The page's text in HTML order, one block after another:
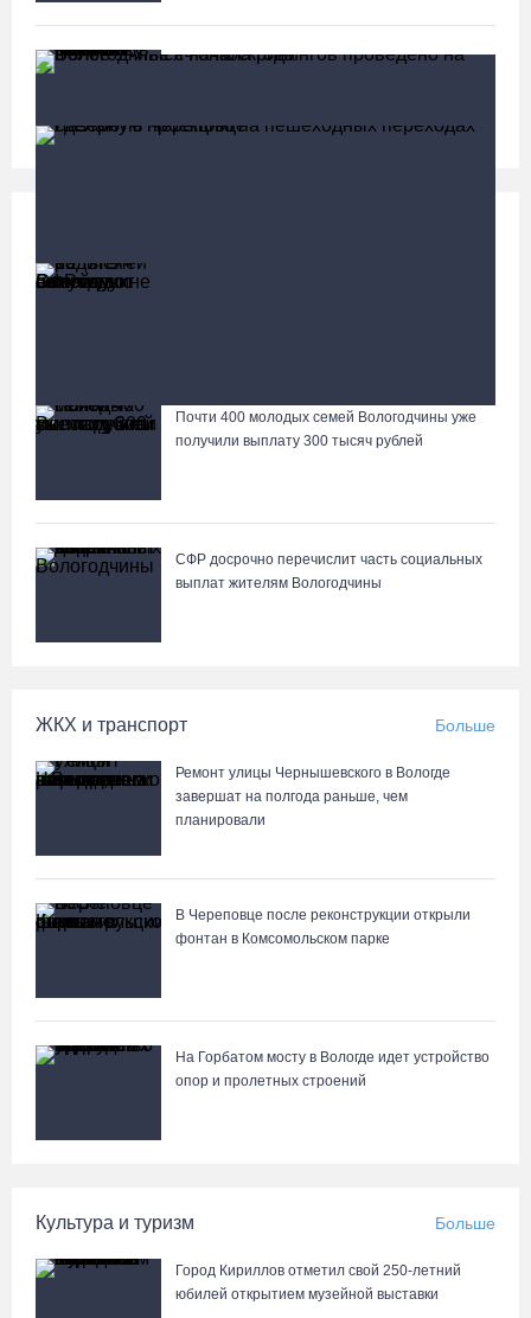
Лазерную проекцию на пешеходных переходах сделают в
Нейросеть Kandinsky обучит роботов законам
Почти 400 молодых семей Вологодчины уже
получили выплату 300 тысяч рублей
СФР досрочно перечислит часть социальных
выплат жителям Вологодчины
ЖКХ и транспорт Больше
Ремонт улицы Чернышевского в Вологде
завершат на полгода раньше, чем
планировали
В Череповце после реконструкции открыли
фонтан в Комсомольском парке
На Горбатом мосту в Вологде идет устройство
опор и пролетных строений
Культура и туризм Больше
Город Кириллов отметил свой 250-летний
юбилей открытием музейной выставки